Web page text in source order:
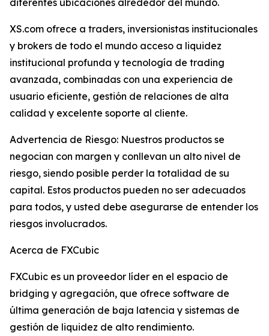
diferentes ubicaciones alrededor del mundo.
XS.com ofrece a traders, inversionistas institucionales
y brokers de todo el mundo acceso a liquidez
institucional profunda y tecnología de trading
avanzada, combinadas con una experiencia de
usuario eficiente, gestión de relaciones de alta
calidad y excelente soporte al cliente.
Advertencia de Riesgo: Nuestros productos se
negocian con margen y conllevan un alto nivel de
riesgo, siendo posible perder la totalidad de su
capital. Estos productos pueden no ser adecuados
para todos, y usted debe asegurarse de entender los
riesgos involucrados.
Acerca de FXCubic
FXCubic es un proveedor líder en el espacio de
bridging y agregación, que ofrece software de
última generación de baja latencia y sistemas de
gestión de liquidez de alto rendimiento.